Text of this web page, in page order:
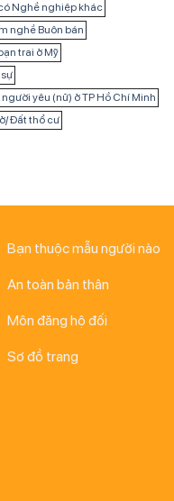
Nghề nghiệp khác
nghề Buôn bán
trai ở Mỹ
yêu (nữ) ở TP Hồ Chí Minh
Đất thổ cư
Bạn thuộc mẫu người nào
An toàn bản thân
Môn đăng hộ đối
Sơ đồ trang